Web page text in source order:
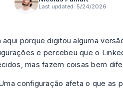
Last updated: 5/24/2026
porque digitou alguma
e percebeu que o
mas fazem coisas bem
configuração afeta o que as